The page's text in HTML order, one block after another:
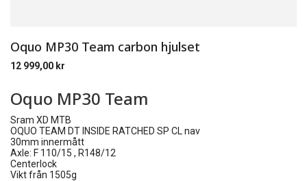
Oquo MP30 Team carbon hjulset
12 999,00 kr
Oquo MP30 Team
Sram XD MTB
OQUO TEAM DT INSIDE RATCHED SP CL nav
30mm innermått
Axle: F 110/15 , R148/12
Centerlock
Vikt från 1505g